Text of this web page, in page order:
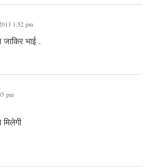
1:52 pm
भाई .
pm
मिलेगी